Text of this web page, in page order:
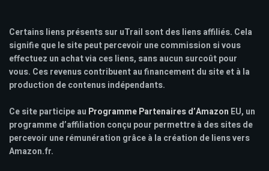
Certains liens présents sur uTrail sont des liens affiliés. Cela
signifie que le site peut percevoir une commission si vous
effectuez un achat via ces liens, sans aucun surcoût pour
vous. Ces revenus contribuent au financement du site et à la
production de contenus indépendants.
Ce site participe au Programme Partenaires d’Amazon EU, un
programme d’affiliation conçu pour permettre à des sites de
percevoir une rémunération grâce à la création de liens vers
Amazon.fr.